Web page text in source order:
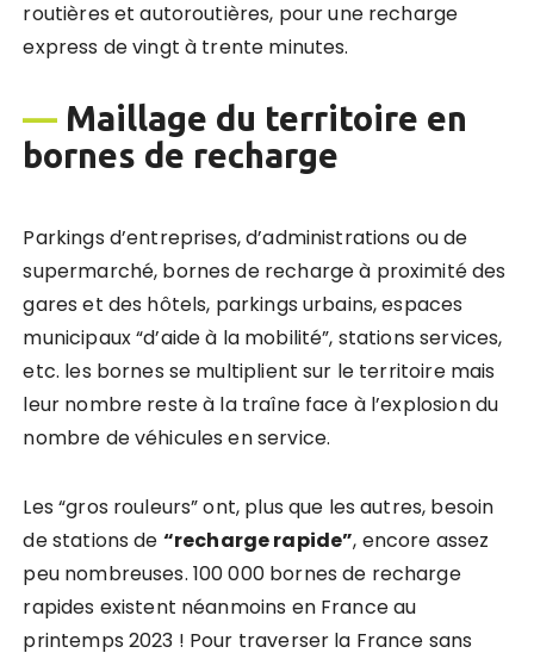
routières et autoroutières, pour une recharge
express de vingt à trente minutes.
— Maillage du territoire en
bornes de recharge
Parkings d’entreprises, d’administrations ou de
supermarché, bornes de recharge à proximité des
gares et des hôtels, parkings urbains, espaces
municipaux “d’aide à la mobilité”, stations services,
etc. les bornes se multiplient sur le territoire mais
leur nombre reste à la traîne face à l’explosion du
nombre de véhicules en service.
Les “gros rouleurs” ont, plus que les autres, besoin
de stations de “recharge rapide”, encore assez
peu nombreuses. 100 000 bornes de recharge
rapides existent néanmoins en France au
printemps 2023 ! Pour traverser la France sans